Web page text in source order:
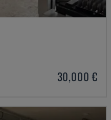
30,000 €